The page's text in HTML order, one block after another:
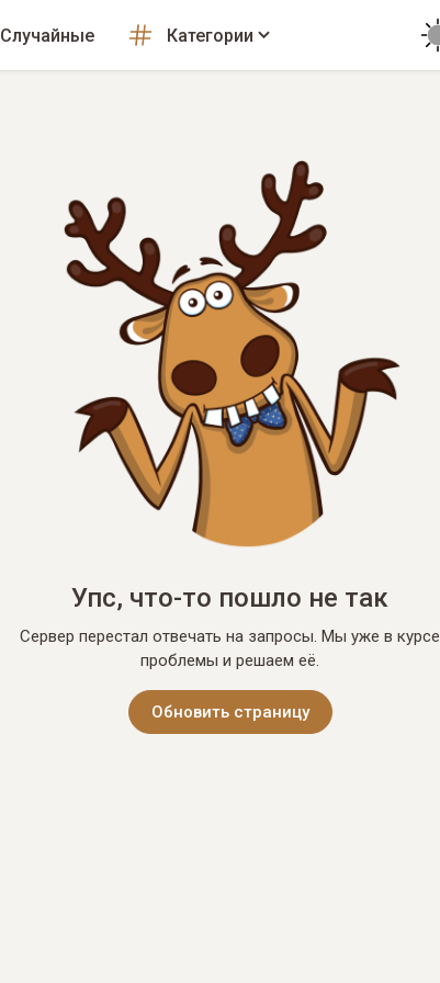
Случайные Категории
Упс, что-то пошло не так
Сервер перестал отвечать на запросы. Мы уже в курсе
проблемы и решаем её.
Обновить страницу